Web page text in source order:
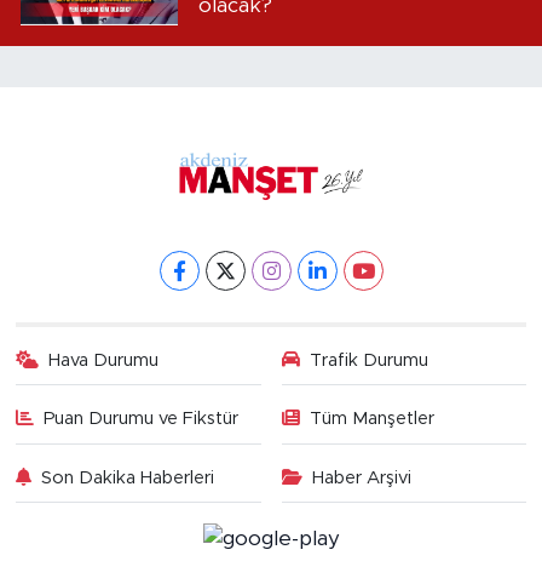
olacak?
Hava Durumu Trafik Durumu
Puan Durumu ve Fikstür Tüm Manşetler
Son Dakika Haberleri Haber Arşivi